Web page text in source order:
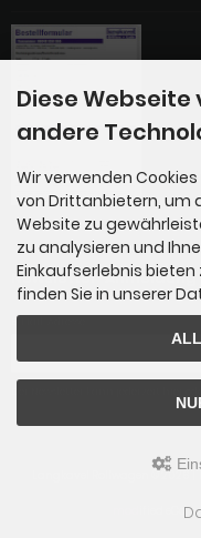
Newsletter-Anmeldung
E-Mail-Adresse:
Langkavel Rollwagen © 2026
ified
Diese
andere
Wir verwenden
von Drittanbietern, um
Website zu
zu analysieren und
Einkaufserlebnis
finden Sie in unserer